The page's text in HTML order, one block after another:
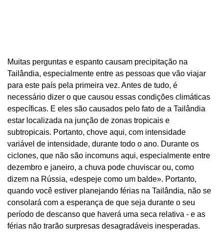
Muitas perguntas e espanto causam precipitação na
Tailândia, especialmente entre as pessoas que vão viajar
para este país pela primeira vez. Antes de tudo, é
necessário dizer o que causou essas condições climáticas
específicas. E eles são causados ​​pelo fato de a Tailândia
estar localizada na junção de zonas tropicais e
subtropicais. Portanto, chove aqui, com intensidade
variável de intensidade, durante todo o ano. Durante os
ciclones, que não são incomuns aqui, especialmente entre
dezembro e janeiro, a chuva pode chuviscar ou, como
dizem na Rússia, «despeje como um balde». Portanto,
quando você estiver planejando férias na Tailândia, não se
consolará com a esperança de que seja durante o seu
período de descanso que haverá uma seca relativa - e as
férias não trarão surpresas desagradáveis ​​inesperadas.